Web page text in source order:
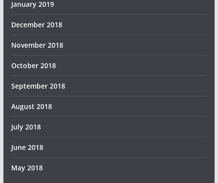
January 2019
December 2018
November 2018
October 2018
September 2018
August 2018
July 2018
June 2018
May 2018